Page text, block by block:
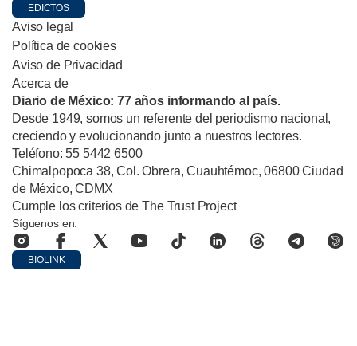
EDICTOS
Aviso legal
Política de cookies
Aviso de Privacidad
Acerca de
Diario de México: 77 años informando al país.
Desde 1949, somos un referente del periodismo nacional,
creciendo y evolucionando junto a nuestros lectores.
Teléfono: 55 5442 6500
Chimalpopoca 38, Col. Obrera, Cuauhtémoc, 06800 Ciudad
de México, CDMX
Cumple los criterios de The Trust Project
Síguenos en:
BIOLINK